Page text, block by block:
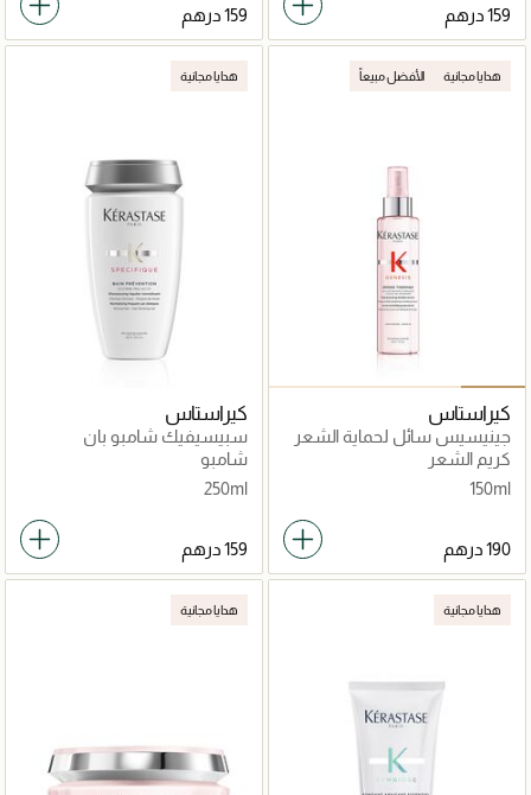
هدايا مجانية الأفضل مبيعاً
كيراستاس
جينيسيس سائل لحماية الشعر
ديفينس ثيرميك 150مل
كريم الشعر
150ml
هدايا مجانية
كيراستاس
سبيسيفيك شامبو بان
بريفنشن 250مل
شامبو
250ml
هدايا مجانية هدايا مجانية